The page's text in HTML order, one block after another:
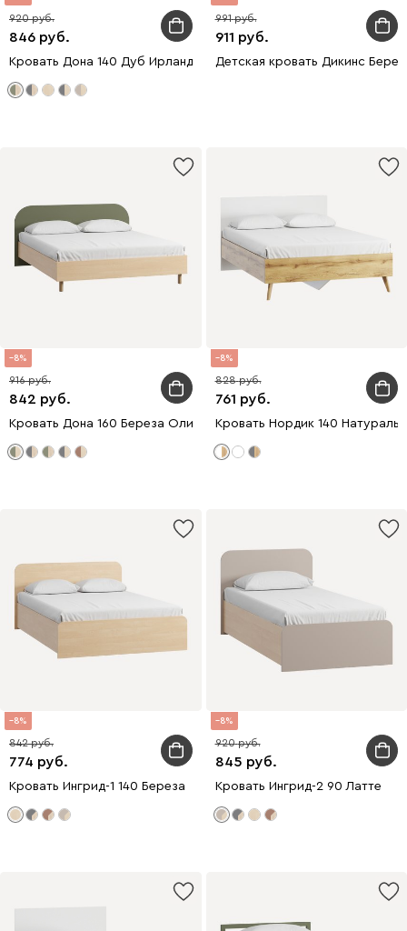
846
920
Кровать Дона 140 Дуб Ирландский
911
991
Детская кровать Дикинс
8
842
916
Кровать Дона 160 Береза Оливковый
8
761
828
Кровать Нордик 140
8
774
842
Кровать Ингрид-1 140 Береза
8
845
920
Кровать Ингрид-2 90 Латте